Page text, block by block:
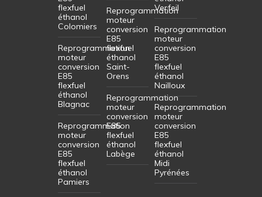
flexfuel
éthanol
Colomiers
Reprogrammation
moteur
conversion
E85
flexfuel
éthanol
Blagnac
Reprogrammation
moteur
conversion
E85
flexfuel
éthanol
Pamiers
Reprogrammation
moteur
conversion
E85
flexfuel
éthanol
Saint-
Orens
Reprogrammation
moteur
conversion
E85
flexfuel
éthanol
Labège
Verfeil
Reprogrammation
moteur
conversion
E85
flexfuel
éthanol
Nailloux
Reprogrammation
moteur
conversion
E85
flexfuel
éthanol
Midi
Pyrénées